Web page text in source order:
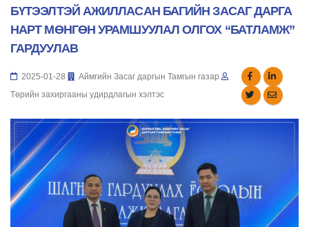
БҮТЭЭЛТЭЙ АЖИЛЛАСАН БАГИЙН ЗАСАГ ДАРГА
НАРТ МӨНГӨН УРАМШУУЛАЛ ОЛГОХ “БАТЛАМЖ”
ГАРДУУЛАВ
2025-01-28
Аймгийн Засаг даргын Тамгын газар
Төрийн захиргааны удирдлагын хэлтэс